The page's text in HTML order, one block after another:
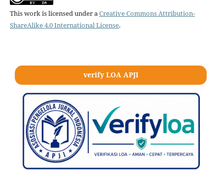
This work is licensed under aCreative Commons Attribution-
ShareAlike 4.0 International License.
verify LOA APJI